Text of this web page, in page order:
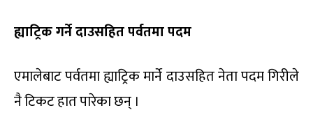
ह्याट्रिक गर्ने दाउसहित पर्वतमा पदम
एमालेबाट पर्वतमा ह्याट्रिक मार्ने दाउसहित नेता पदम गिरीले
नै टिकट हात पारेका छन् ।